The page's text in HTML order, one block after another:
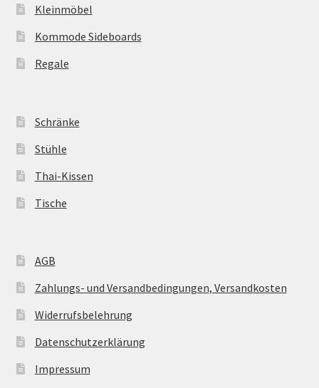
Kleinmöbel
Kommode Sideboards
Regale
Schränke
Stühle
Thai-Kissen
Tische
AGB
Zahlungs- und Versandbedingungen, Versandkosten
Widerrufsbelehrung
Datenschutzerklärung
Impressum